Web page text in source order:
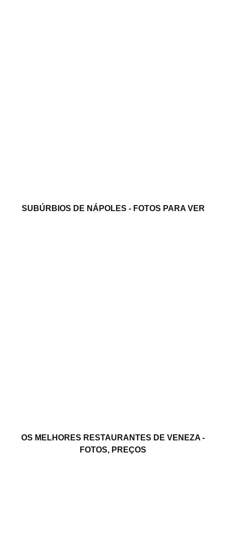
SUBÚRBIOS DE NÁPOLES - FOTOS PARA VER
OS MELHORES RESTAURANTES DE VENEZA -
FOTOS, PREÇOS